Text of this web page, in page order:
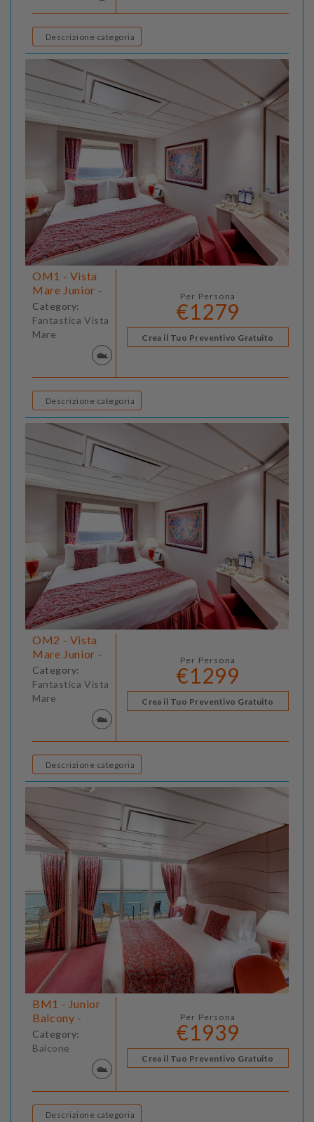
Descrizione categoria
OM1 - Vista
Mare Junior -
Category:
Fantastica Vista
Mare
Per Persona
€1279
Crea il Tuo Preventivo Gratuito
Descrizione categoria
OM2 - Vista
Mare Junior -
Category:
Fantastica Vista
Mare
Per Persona
€1299
Crea il Tuo Preventivo Gratuito
Descrizione categoria
BM1 - Junior
Balcony -
Category:
Balcone
Per Persona
€1939
Crea il Tuo Preventivo Gratuito
Descrizione categoria